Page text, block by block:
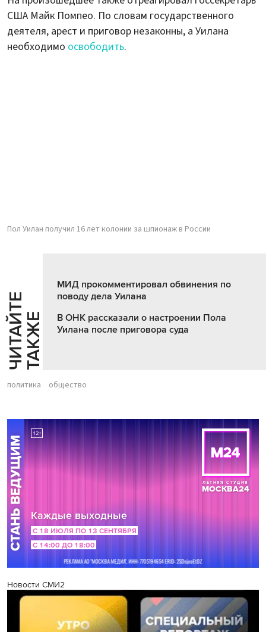
США Майк Помпео. По словам государственного
деятеля, арест и приговор незаконны, а Уилана
необходимо освободить.
Пол Уилан получил 16 лет колонии за шпионаж в России
Ч
И
Т
АЙ
Т
Е
Т
А
К
ЖЕ
МИД прокомментировал обвинения по
поводу дела Уилана
В ОНК рассказали о настроении Пола
Уилана после приговора суда
политика общество
Новости СМИ2